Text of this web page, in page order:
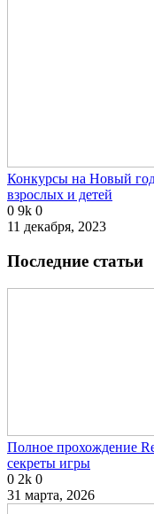
Конкурсы на Новый
взрослых и детей
0 9k 0
11 декабря, 2023
Последние статьи
Полное прохождение
секреты игры
0 2k 0
31 марта, 2026